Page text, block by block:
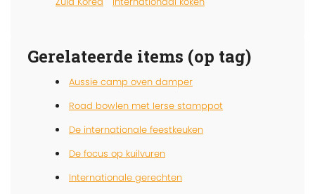
Gerelateerde items (op tag)
Aussie camp oven damper
Road bowlen met Ierse stamppot
De internationale feestkeuken
De focus op kuilvuren
Internationale gerechten